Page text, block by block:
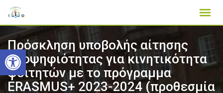
Ανοίξτε τη γραμμή εργαλείων
Skip
content
Πρόσκληση υποβολής αίτησης
υποψηφιότητας για κινητικότητα
φοιτητών με το πρόγραμμα
ERASMUS+ 2023-2024 (προθεσμία